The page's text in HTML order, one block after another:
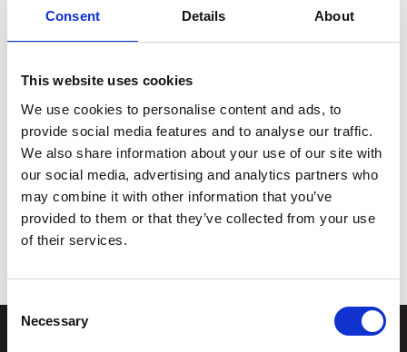
Consent Details About
This website uses cookies
We use cookies to personalise content and ads, to
provide social media features and to analyse our traffic.
We also share information about your use of our site with
our social media, advertising and analytics partners who
may combine it with other information that you’ve
provided to them or that they’ve collected from your use
of their services.
Consent
Selection
Necessary
Multisalen kun for unge. Her kan du bare henge
med venner, slappe av, lage noe, gjøre lekser – det
snacks. Verkstedsaktivitetene krever påmelding
pga begrenset kapasitet, men du kan alltid komme
og henge. Alt er gratis!
Nevnte vi at det er gratis wifi og stikkkontakter? Føl
deg som hjemme.